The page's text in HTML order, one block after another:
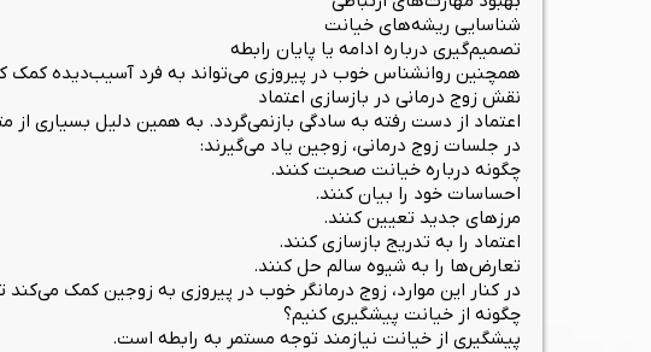
شناسایی ریشه‌های خیانت
تصمیم‌گیری درباره ادامه یا پایان رابطه
همچنین روانشناس خوب در پیروزی می‌تواند به فرد آسیب‌دیده کمک
نقش زوج درمانی در بازسازی اعتماد
اعتماد از دست رفته به سادگی بازنمی‌گردد. به همین دلیل بسیاری
در جلسات زوج درمانی، زوجین یاد می‌گیرند:
چگونه درباره خیانت صحبت کنند.
احساسات خود را بیان کنند.
مرزهای جدید تعیین کنند.
اعتماد را به تدریج بازسازی کنند.
تعارض‌ها را به شیوه سالم حل کنند.
در کنار این موارد، زوج درمانگر خوب در پیروزی به زوجین کمک
چگونه از خیانت پیشگیری کنیم؟
پیشگیری از خیانت نیازمند توجه مستمر به رابطه است.